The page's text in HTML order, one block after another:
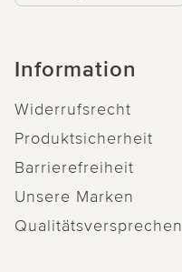
Information
Widerrufsrecht
Produktsicherheit
Barrierefreiheit
Unsere Marken
Qualitätsversprechen